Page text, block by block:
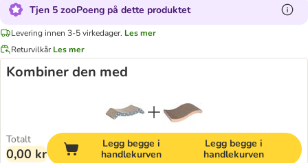
Tjen 5 zooPoeng på dette produktet
Levering innen 3-5 virkedager. Les mer
Returvilkår Les mer
Kombiner den med
Totalt
0,00 kr
Legg begge i
handlekurven
Legg begge i
handlekurven